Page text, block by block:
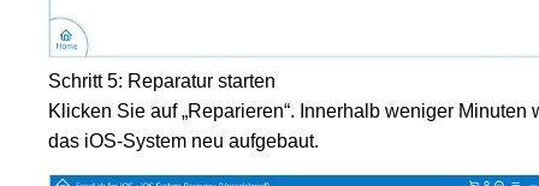
Schritt 5: Reparatur starten
Klicken Sie auf „Reparieren“. Innerhalb weniger Minuten
das iOS-System neu aufgebaut.